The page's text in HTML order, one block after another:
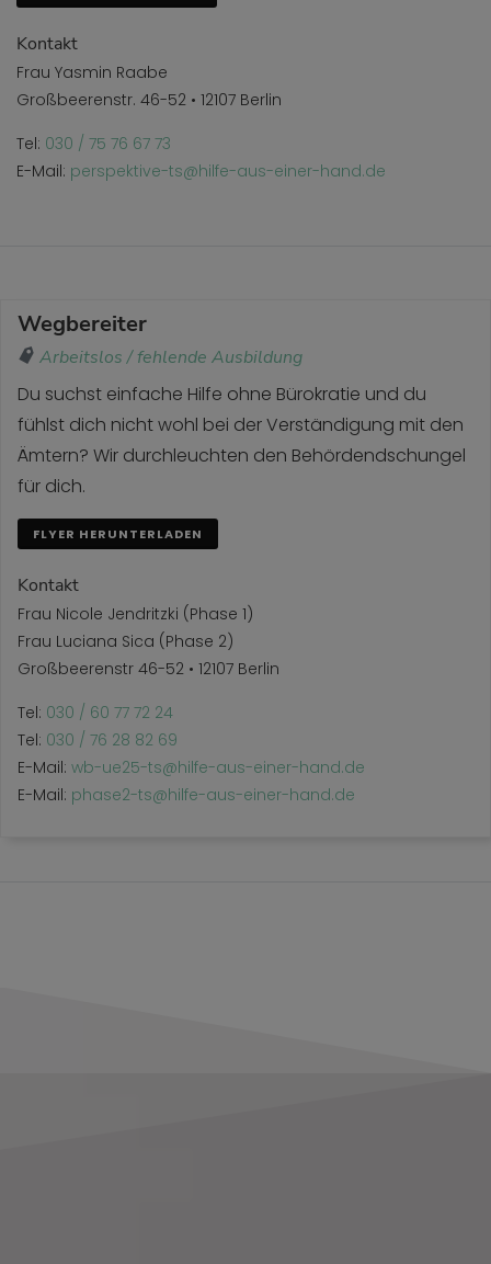
Kontakt
Frau Yasmin Raabe
Großbeerenstr. 46-52 • 12107 Berlin
Tel: 030 / 75 76 67 73
E-Mail: perspektive-ts@hilfe-aus-einer-hand.de
Wegbereiter
Arbeitslos / fehlende Ausbildung
Du suchst einfache Hilfe ohne Bürokratie und du
fühlst dich nicht wohl bei der Verständigung mit den
Ämtern? Wir durchleuchten den Behördendschungel
für dich.
FLYER HERUNTERLADEN
Kontakt
Frau Nicole Jendritzki (Phase 1)
Frau Luciana Sica (Phase 2)
Großbeerenstr 46-52 • 12107 Berlin
Tel: 030 / 60 77 72 24
Tel: 030 / 76 28 82 69
E-Mail: wb-ue25-ts@hilfe-aus-einer-hand.de
E-Mail: phase2-ts@hilfe-aus-einer-hand.de